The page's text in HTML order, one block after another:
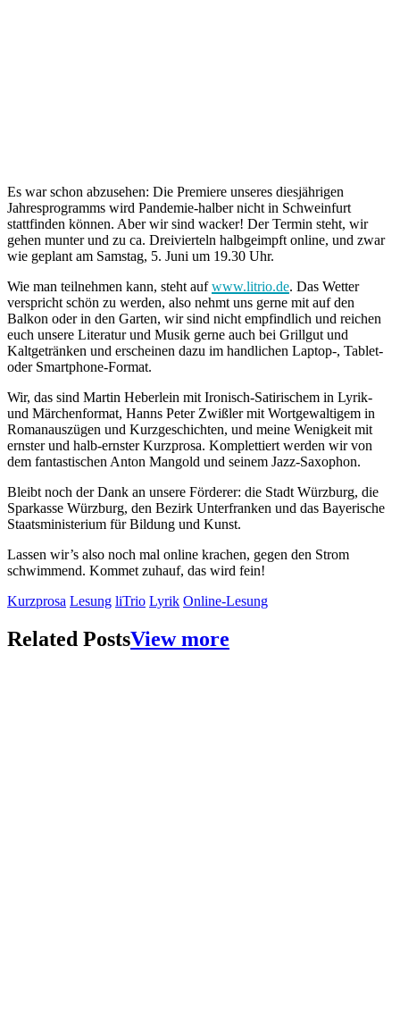
Es war schon abzusehen: Die Premiere unseres diesjährigen
Jahresprogramms wird Pandemie-halber nicht in Schweinfurt
stattfinden können. Aber wir sind wacker! Der Termin steht, wir
gehen munter und zu ca. Dreivierteln halbgeimpft online, und zwar
wie geplant am Samstag, 5. Juni um 19.30 Uhr.
Wie man teilnehmen kann, steht aufwww.litrio.de. Das Wetter
verspricht schön zu werden, also nehmt uns gerne mit auf den
Balkon oder in den Garten, wir sind nicht empfindlich und reichen
euch unsere Literatur und Musik gerne auch bei Grillgut und
Kaltgetränken und erscheinen dazu im handlichen Laptop-, Tablet-
oder Smartphone-Format.
Wir, das sind Martin Heberlein mit Ironisch-Satirischem in Lyrik-
und Märchenformat, Hanns Peter Zwißler mit Wortgewaltigem in
Romanauszügen und Kurzgeschichten, und meine Wenigkeit mit
ernster und halb-ernster Kurzprosa. Komplettiert werden wir von
dem fantastischen Anton Mangold und seinem Jazz-Saxophon.
Bleibt noch der Dank an unsere Förderer: die Stadt Würzburg, die
Sparkasse Würzburg, den Bezirk Unterfranken und das Bayerische
Staatsministerium für Bildung und Kunst.
Lassen wir’s also noch mal online krachen, gegen den Strom
schwimmend. Kommet zuhauf, das wird fein!
Kurzprosa Lesung liTrio Lyrik Online-Lesung
Related PostsView more